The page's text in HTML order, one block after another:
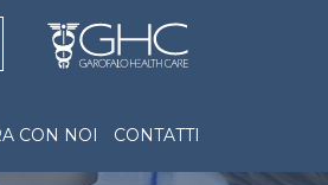
CON NOI CONTATTI